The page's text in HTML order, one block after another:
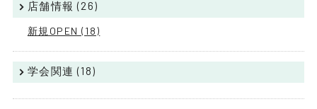
店舗情報 (26)
新規OPEN (18)
学会関連 (18)